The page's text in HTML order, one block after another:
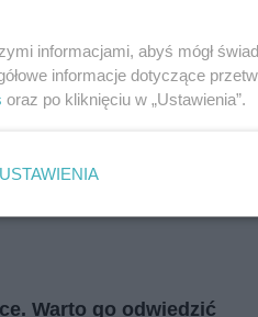
Warto go odwiedzić
informacjami, abyś mógł
informacje dotyczące
oraz po kliknięciu w „Ustawienia”.
USTAWIENIA